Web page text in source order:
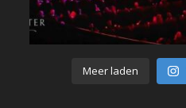
Meer laden